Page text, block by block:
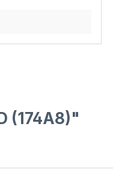
(174A8)"